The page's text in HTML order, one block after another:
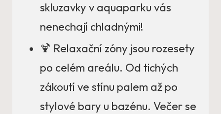
skluzavky v aquaparku vás
nenechají chladnými!
🍹 Relaxační zóny jsou rozesety
po celém areálu. Od tichých
zákoutí ve stínu palem až po
stylové bary u bazénu. Večer se